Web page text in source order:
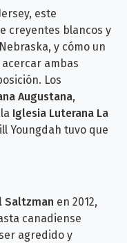
este
creyentes blancos y
y cómo un
ambas
Los
Augustana,
Iglesia Luterana La
Youngdah tuvo que
Saltzman en 2012,
canadiense
agredido y